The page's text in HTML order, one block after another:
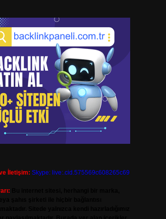
İletişim: Skype: live:.cid.575569c608265c69